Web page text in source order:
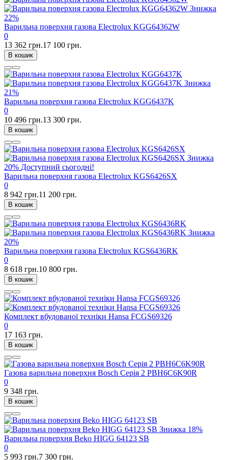
Знижка
22%
Варильна поверхня газова Electrolux KGG64362W
0
13 362 грн.17 100 грн.
В кошик
Знижка
21%
Варильна поверхня газова Electrolux KGG6437K
0
10 496 грн.13 300 грн.
В кошик
Знижка
20% Доступний сьогодні!
Варильна поверхня газова Electrolux KGS6426SX
0
8 942 грн.11 200 грн.
В кошик
Знижка
20%
Варильна поверхня газова Electrolux KGS6436RK
0
8 618 грн.10 800 грн.
В кошик
Комплект вбудованої техніки Hansa FCGS69326
0
17 163 грн.
В кошик
Газова варильна поверхня Bosch Серія 2 PBH6C6K90R
0
9 348 грн.
В кошик
Знижка 18%
Варильна поверхня Beko HIGG 64123 SB
0
5 993 грн.7 300 грн.